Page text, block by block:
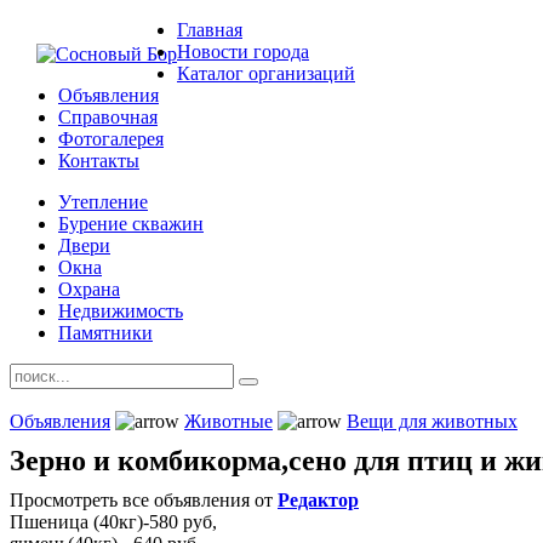
Главная
Новости города
Каталог организаций
Объявления
Справочная
Фотогалерея
Контакты
Утепление
Бурение скважин
Двери
Окна
Охрана
Недвижимость
Памятники
Объявления Животные Вещи для животных
Зерно и комбикорма,сено для птиц и
Просмотреть все объявления от Редактор
Пшеница (40кг)-580 руб,